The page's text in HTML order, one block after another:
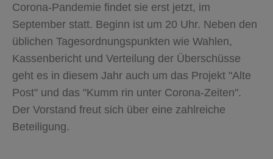
Corona-Pandemie findet sie erst jetzt, im
September statt. Beginn ist um 20 Uhr. Neben den
üblichen Tagesordnungspunkten wie Wahlen,
Kassenbericht und Verteilung der Überschüsse
geht es in diesem Jahr auch um das Projekt "Alte
Post" und das "Kumm rin unter Corona-Zeiten".
Der Vorstand freut sich über eine zahlreiche
Beteiligung.